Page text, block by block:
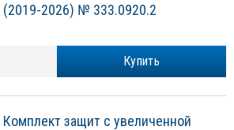
(2019-2026) № 333.0920.2
Купить
Комплект защит с увеличенной